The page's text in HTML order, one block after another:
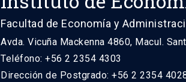
Facultad de Economía y
Avda. Vicuña Mackenna 4860, Macul.
Teléfono: +56 2 2354 4303
Dirección de Postgrado: +56 2 2354